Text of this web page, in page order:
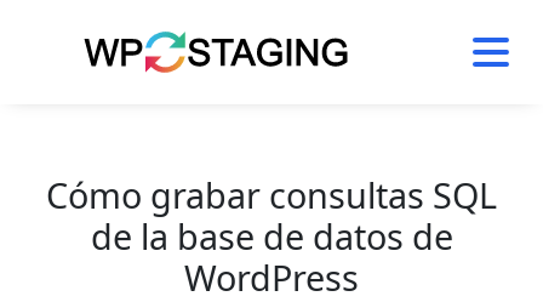
Cómo grabar consultas SQL
de la base de datos de
WordPress